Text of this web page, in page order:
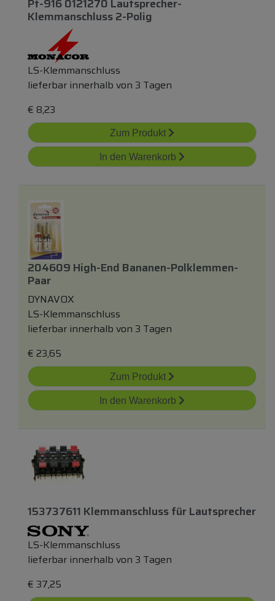
Pt-916 0121270 Lautsprecher-
Klemmanschluss 2-Polig
LS-Klemmanschluss
lieferbar innerhalb von 3 Tagen
€ 8,23
Zum Produkt
In den Warenkorb
204609 High-End Bananen-Polklemmen-
Paar
DYNAVOX
LS-Klemmanschluss
lieferbar innerhalb von 3 Tagen
€ 23,65
Zum Produkt
In den Warenkorb
153737611 KlemmanschlussfürLautsprecher
LS-Klemmanschluss
lieferbar innerhalb von 3 Tagen
€ 37,25